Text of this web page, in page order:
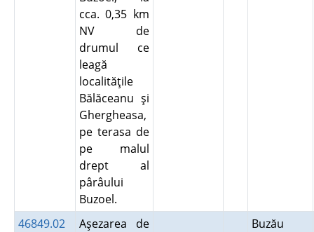
cca. 0,35 km
NV de
drumul ce
leagă
localităţile
Bălăceanu şi
Ghergheasa,
pe terasa de
pe malul
drept al
pârâului
Buzoel.
46849.02
Aşezarea de
Buzău